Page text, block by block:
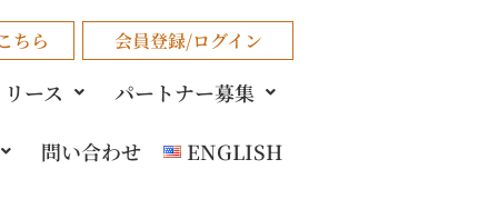
ちら 会員登録/ログイン
ース パートナー募集
問い合わせ ENGLISH